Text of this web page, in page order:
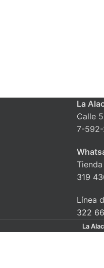
La
Calle
7-
319
Línea
322
La